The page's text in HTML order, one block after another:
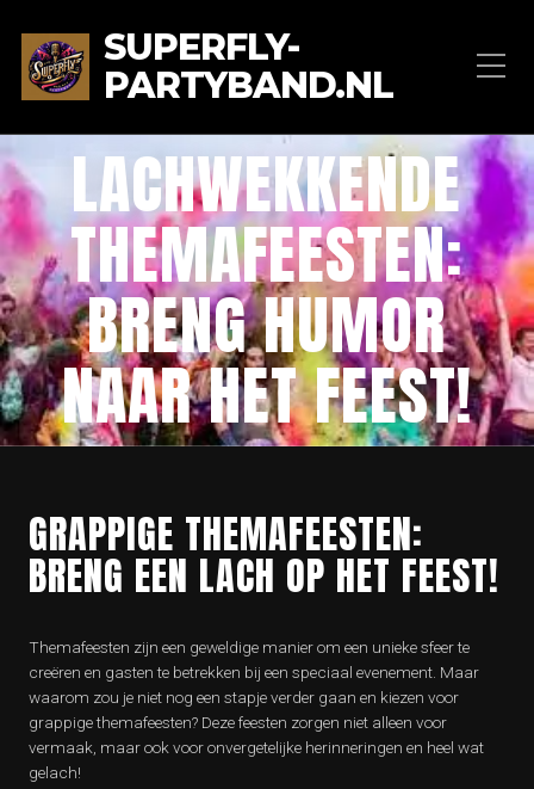
SUPERFLY-
PARTYBAND.NL
LACHWEKKENDE
THEMAFEESTEN:
BRENG HUMOR
NAAR HET FEEST!
GRAPPIGE THEMAFEESTEN:
BRENG EEN LACH OP HET FEEST!
Themafeesten zijn een geweldige manier om een unieke sfeer te
creëren en gasten te betrekken bij een speciaal evenement. Maar
waarom zou je niet nog een stapje verder gaan en kiezen voor
grappige themafeesten? Deze feesten zorgen niet alleen voor
vermaak, maar ook voor onvergetelijke herinneringen en heel wat
gelach!